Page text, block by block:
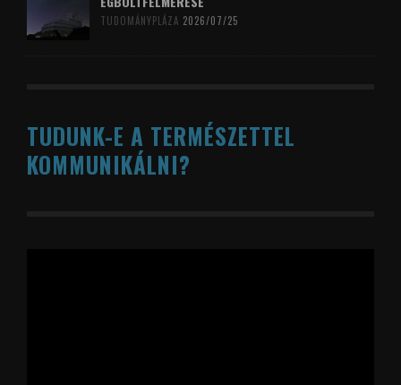
TUDOMÁNYPLÁZA 2026/07/25
TUDUNK-E A TERMÉSZETTEL
KOMMUNIKÁLNI?